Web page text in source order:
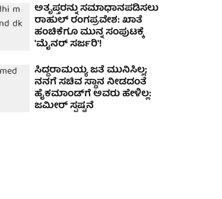
ಅತೃಪ್ತರನ್ನು ಸಮಾಧಾನಪಡಿಸಲು
ರಾಹುಲ್ ರಂಗಪ್ರವೇಶ: ಖಾತೆ
ಹಂಚಿಕೆಗೂ ಮುನ್ನ ಸಂಪುಟಕ್ಕೆ
'ಮೈನರ್ ಸರ್ಜರಿ'!
ಸಿದ್ದರಾಮಯ್ಯ ಜತೆ ಮುನಿಸಿಲ್ಲ;
ನನಗೆ ಸಚಿವ ಸ್ಥಾನ ನೀಡದಂತೆ
ಹೈಕಮಾಂಡ್‌ಗೆ ಅವರು ಹೇಳಿಲ್ಲ:
ಜಮೀರ್ ಸ್ಪಷ್ಟನೆ